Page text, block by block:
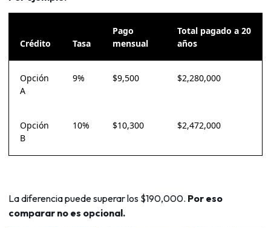
Crédito Tasa
Pago
mensual
Total pagado a 20
años
Opción
A
9% $9,500 $2,280,000
Opción
B
10% $10,300 $2,472,000
La diferencia puede superar los $190,000. Por eso
comparar no es opcional.